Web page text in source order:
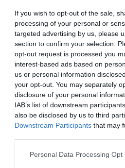
If you wish to opt-out of the sale,
processing of your personal or
targeted advertising by us, please
section to confirm your selection.
opt-out request is processed you
interest-based ads based on
us or personal information
your opt-out. You may separately
disclosure of your personal
IAB’s list of downstream
also be disclosed by us to third
Downstream Participants that may
Personal Data Processing Opt
ello, considera que el paso
es una buena noticia.
Respecto a la relación con
valora que “hemos
fluida, ya que enseguida
la operación con buenos
momento han dejado claro
reindustrializacióny la
las empresas catalanas”.
colaboración, desde Ingroup